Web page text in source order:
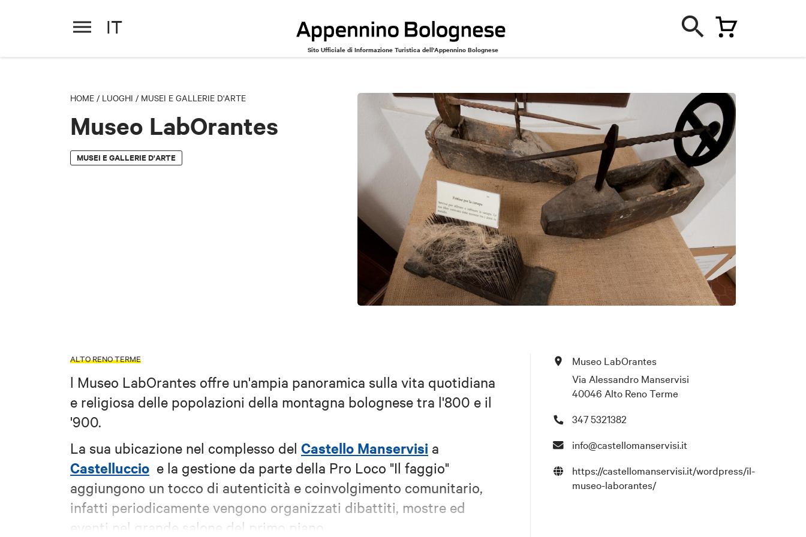
IT
Sito Ufficiale di Informazione Turistica dell'Appennino Bolognese
HOME / LUOGHI / MUSEI E GALLERIE D'ARTE
Museo LabOrantes
MUSEI E GALLERIE D'ARTE
ALTO RENO TERME
l Museo LabOrantes offre un'ampia panoramica sulla vita quotidiana
e religiosa delle popolazioni della montagna bolognese tra l'800 e il
'900.
La sua ubicazione nel complesso del Castello Manservisi a
Castelluccio e la gestione da parte della Pro Loco "Il faggio"
aggiungono un tocco di autenticità e coinvolgimento comunitario,
infatti periodicamente vengono organizzati dibattiti, mostre ed
eventi nel grande salone del primo piano.
Museo LabOrantes
Via Alessandro Manservisi
40046 Alto Reno Terme
347 5321382
info@castellomanservisi.it
https://castellomanservisi.it/wordpress/il-
museo-laborantes/